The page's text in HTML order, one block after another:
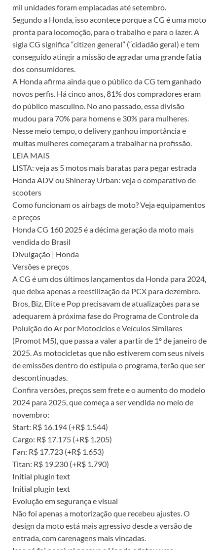
mil unidades foram emplacadas até setembro.
Segundo a Honda, isso acontece porque a CG é uma moto
pronta para locomoção, para o trabalho e para o lazer. A
sigla CG significa “citizen general” (“cidadão geral) e tem
conseguido atingir a missão de agradar uma grande fatia
dos consumidores.
A Honda afirma ainda que o público da CG tem ganhado
novos perfis. Há cinco anos, 81% dos compradores eram
do público masculino. No ano passado, essa divisão
mudou para 70% para homens e 30% para mulheres.
Nesse meio tempo, o delivery ganhou importância e
muitas mulheres começaram a trabalhar na profissão.
LEIA MAIS
LISTA: veja as 5 motos mais baratas para pegar estrada
Honda ADV ou Shineray Urban: veja o comparativo de
scooters
Como funcionam os airbags de moto? Veja equipamentos
e preços
Honda CG 160 2025 é a décima geração da moto mais
vendida do Brasil
Divulgação | Honda
Versões e preços
A CG é um dos últimos lançamentos da Honda para 2024,
que deixa apenas a reestilização da PCX para dezembro.
Bros, Biz, Elite e Pop precisavam de atualizações para se
adequarem à próxima fase do Programa de Controle da
Poluição do Ar por Motociclos e Veículos Similares
(Promot M5), que passa a valer a partir de 1º de janeiro de
2025. As motocicletas que não estiverem com seus níveis
de emissões dentro do estipula o programa, terão que ser
descontinuadas.
Confira versões, preços sem frete e o aumento do modelo
2024 para 2025, que começa a ser vendida no meio de
novembro:
Start: R$ 16.194 (+R$ 1.544)
Cargo: R$ 17.175 (+R$ 1.205)
Fan: R$ 17.723 (+R$ 1.653)
Titan: R$ 19.230 (+R$ 1.790)
Initial plugin text
Initial plugin text
Evolução em segurança e visual
Não foi apenas a motorização que recebeu ajustes. O
design da moto está mais agressivo desde a versão de
entrada, com carenagens mais vincadas.